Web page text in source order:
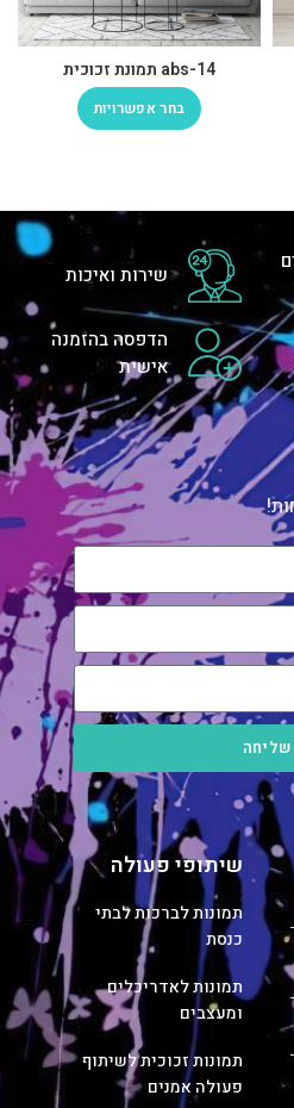
abs-14 תמונת זכוכית
בחר אפשרויות
שירות ואיכות
הדפסה בהזמנה
אישית
שליחה
שיתופי פעולה
תמונות לברכות לבתי
כנסת
תמונות לאדריכלים
ומעצבים
תמונות זכוכית לשיתוף
פעולה אמנים